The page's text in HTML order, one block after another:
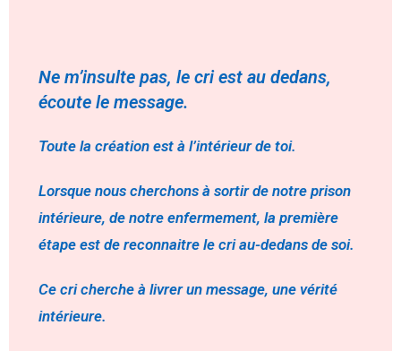
Ne m’insulte pas, le cri est au dedans,
écoute le message.
Toute la création est à l’intérieur de toi.
Lorsque nous cherchons à sortir de notre prison
intérieure, de notre enfermement, la première
étape est de reconnaitre le cri au-dedans de soi.
Ce cri cherche à livrer un message, une vérité
intérieure.